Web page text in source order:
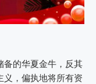
备的华夏金牛，反其
义，偏执地将所有资